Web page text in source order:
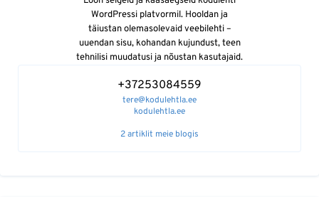
WordPressi platvormil. Hooldan ja
täiustan olemasolevaid veebilehti –
uuendan sisu, kohandan kujundust, teen
tehnilisi muudatusi ja nõustan kasutajaid.
+37253084559
tere@kodulehtla.ee
kodulehtla.ee
2 artiklit meie blogis